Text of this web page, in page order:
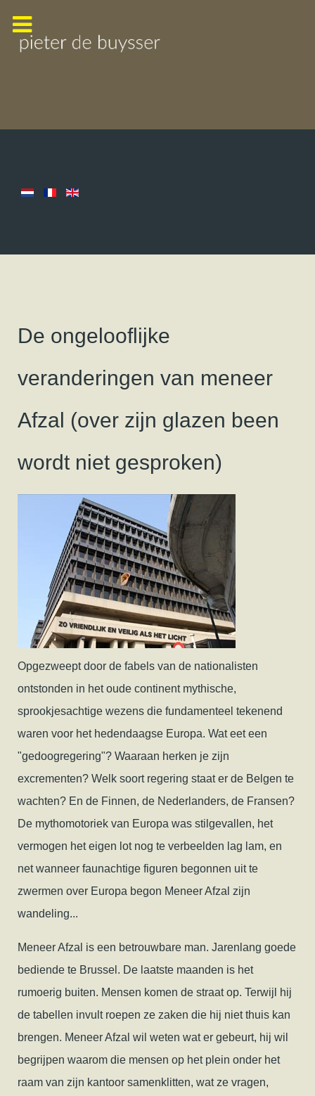
De ongelooflijke
veranderingen van meneer
Afzal (over zijn glazen been
wordt niet gesproken)
Opgezweept door de fabels van de nationalisten
ontstonden in het oude continent mythische,
sprookjesachtige wezens die fundamenteel tekenend
waren voor het hedendaagse Europa. Wat eet een
"gedoogregering"? Waaraan herken je zijn
excrementen? Welk soort regering staat er de Belgen te
wachten? En de Finnen, de Nederlanders, de Fransen?
De mythomotoriek van Europa was stilgevallen, het
vermogen het eigen lot nog te verbeelden lag lam, en
net wanneer faunachtige figuren begonnen uit te
zwermen over Europa begon Meneer Afzal zijn
wandeling...
Meneer Afzal is een betrouwbare man. Jarenlang goede
bediende te Brussel. De laatste maanden is het
rumoerig buiten. Mensen komen de straat op. Terwijl hij
de tabellen invult roepen ze zaken die hij niet thuis kan
brengen. Meneer Afzal wil weten wat er gebeurt, hij wil
begrijpen waarom die mensen op het plein onder het
raam van zijn kantoor samenklitten, wat ze vragen,